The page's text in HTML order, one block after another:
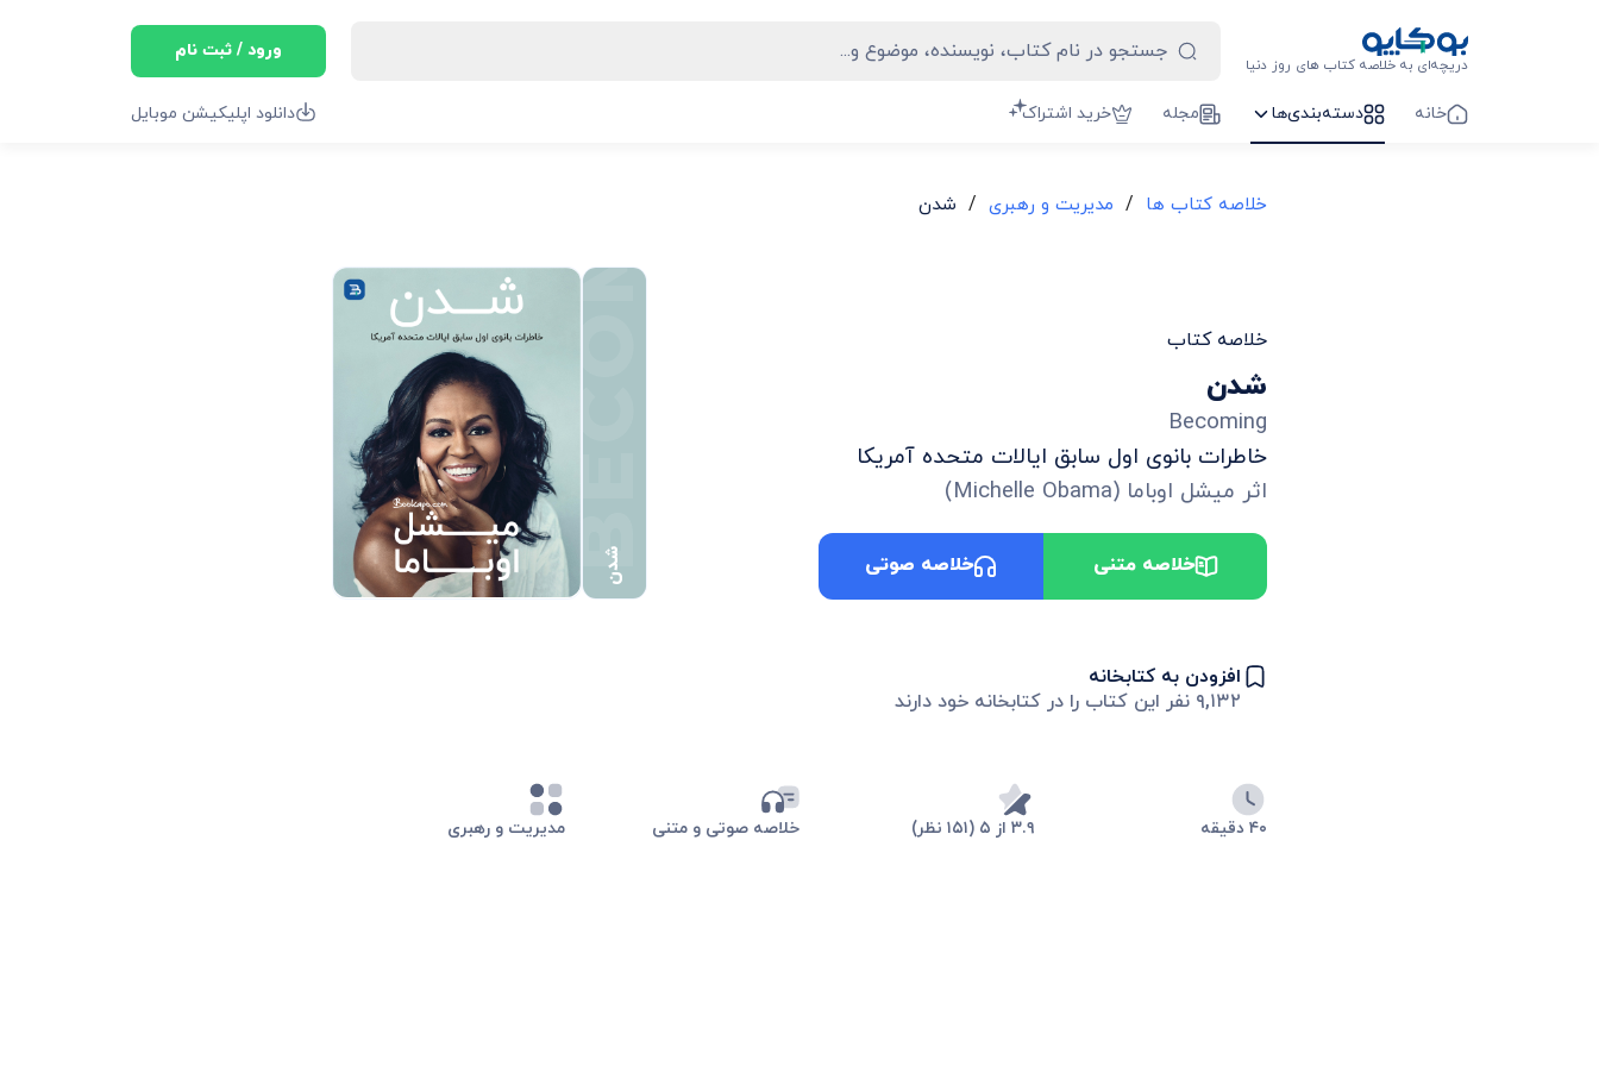
دریچه‌ای به خلاصه کتاب های روز دنیا
ورود / ثبت نام
خانه دسته‌بندی‌ها مجله خرید اشتراک دانلود اپلیکیشن موبایل
خلاصه کتاب ها / مدیریت و رهبری / شدن
شدن
BECOMING خلاصه کتاب
شدن
Becoming
خاطرات بانوی اول سابق ایالات متحده آمریکا
اثر میشل اوباما (
Michelle Obama
)
خلاصه متنی خلاصه صوتی
افزودن به کتابخانه
۹,۱۳۲ نفر این کتاب را در کتابخانه خود دارند
۴۰ دقیقه ۳.۹ از ۵ (۱۵۱ نظر) خلاصه صوتی و متنی مدیریت و رهبری